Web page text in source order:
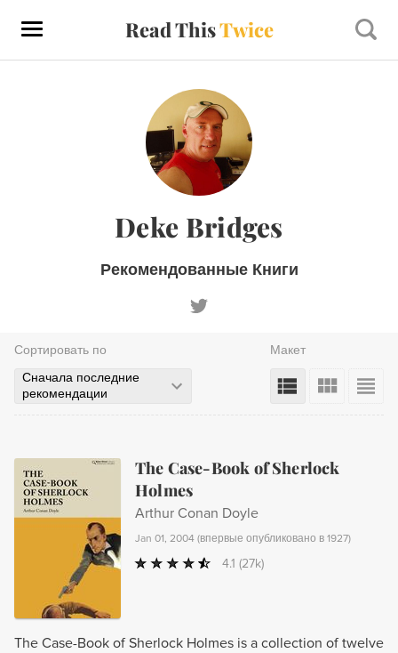
Read ThisTwice
Deke Bridges
Рекомендованные Книги
Сортировать по
Сначала последние
рекомендации
Макет
The Case-Book of Sherlock
Holmes
Arthur Conan Doyle
Jan 01, 2004 (впервые опубликовано в 1927)
4.1 (27k)
The Case-Book of Sherlock Holmes is a collection of twelve